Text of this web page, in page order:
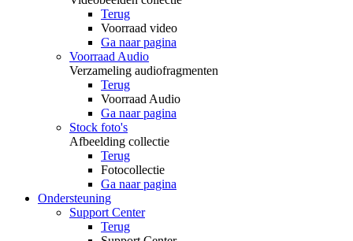
Terug
Voorraad video
Ga naar pagina
Voorraad Audio
Verzameling audiofragmenten
Terug
Voorraad Audio
Ga naar pagina
Stock foto's
Afbeelding collectie
Terug
Fotocollectie
Ga naar pagina
Ondersteuning
Support Center
Terug